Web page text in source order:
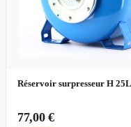
Réservoir surpresseur H
77,00 €